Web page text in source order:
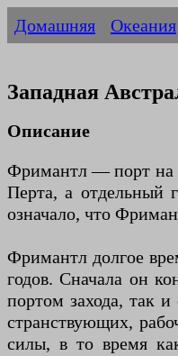
Домашняя Океания
Западная
Описание
Фримантл — порт на
Перта, а отдельный
означало, что
Фримантл долгое
годов. Сначала он
портом захода, так
странствующих,
силы, в то время